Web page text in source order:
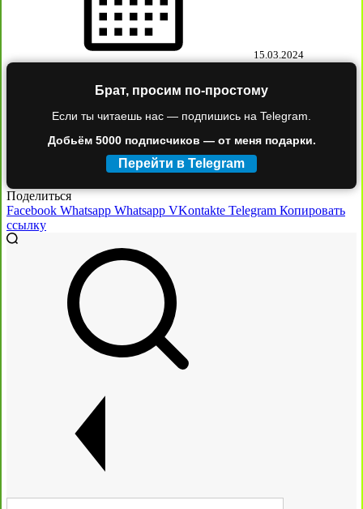
15.03.2024
Брат, просим по-простому
Если ты читаешь нас — подпишись на Telegram.
Добьём 5000 подписчиков — от меня подарки.
Перейти в Telegram
Поделиться
Facebook Whatsapp Whatsapp VKontakte Telegram Копировать
ссылку